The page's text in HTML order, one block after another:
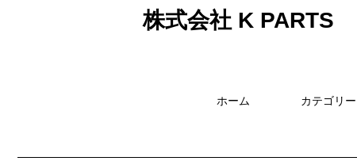
株式会社 K PARTS
ホーム カテゴリー